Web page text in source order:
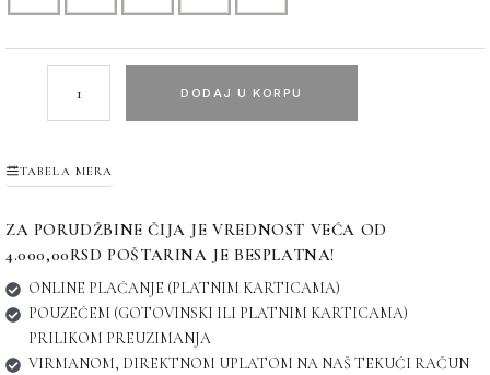
DODAJ U KORPU
TABELA MERA
ZA PORUDŽBINE ČIJA JE VREDNOST VEĆA OD
4.000,00RSD POŠTARINA JE BESPLATNA!
ONLINE PLAĆANJE (PLATNIM KARTICAMA)
POUZEĆEM (GOTOVINSKI ILI PLATNIM KARTICAMA)
PRILIKOM PREUZIMANJA
VIRMANOM, DIREKTNOM UPLATOM NA NAŠ TEKUĆI RAČUN